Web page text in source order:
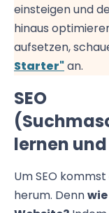
einsteigen und
hinaus
aufsetzen,
Starter"an.
SEO
lernen
Um SEO
herum. Denn